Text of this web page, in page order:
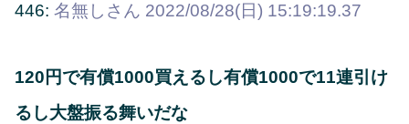
446: 名無しさん 2022/08/28(日) 15:19:19.37
120円で有償1000買えるし有償1000で11連引け
るし大盤振る舞いだな